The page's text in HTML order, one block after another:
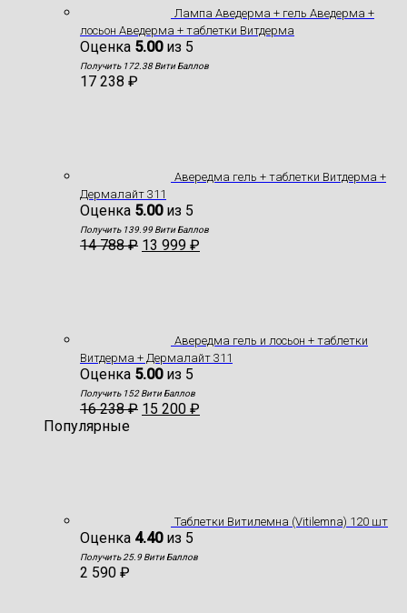
Лампа Аведерма + гель Аведерма +
лосьон Аведерма + таблетки Витдерма
Оценка 5.00из 5
Получить 172.38 Вити Баллов
17 238 ₽
Авередма гель + таблетки Витдерма +
Дермалайт 311
Оценка 5.00из 5
Получить 139.99 Вити Баллов
14 788₽ 13 999 ₽
Авередма гель и лосьон + таблетки
Витдерма + Дермалайт 311
Оценка 5.00из 5
Получить 152 Вити Баллов
16 238₽ 15 200 ₽
Популярные
Таблетки Витилемна (Vitilemna) 120 шт
Оценка 4.40из 5
Получить 25.9 Вити Баллов
2 590 ₽